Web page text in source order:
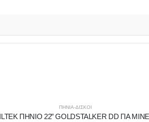
ΠΗΝΙΑ-ΔΙΣΚΟΙ
ΠΗΝΙΟ 22” GOLDSTALKER DD ΓΙΑ